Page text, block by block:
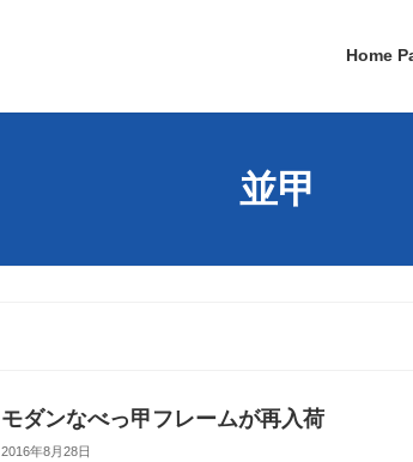
Home
並甲
モダンなべっ甲フレームが再入荷
2016年8月28日